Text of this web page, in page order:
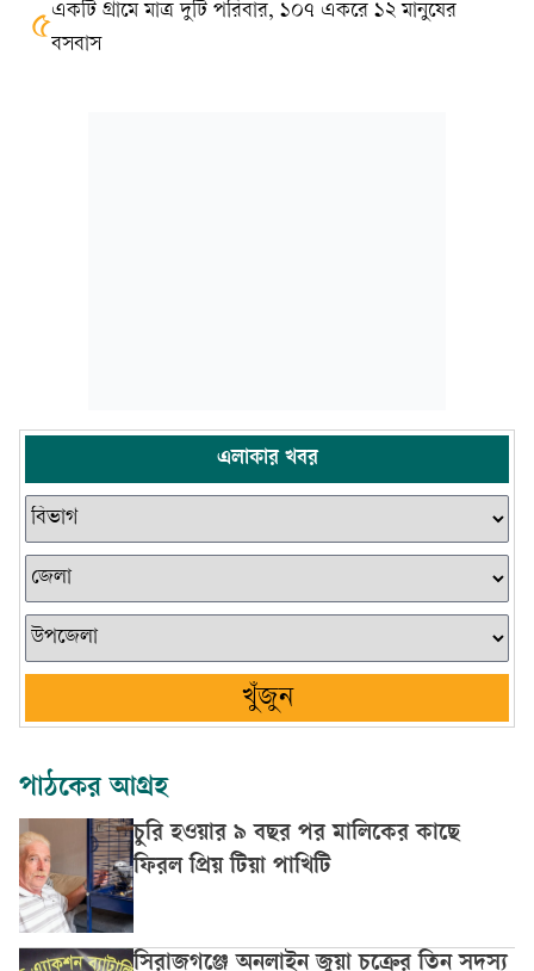
৫একটি গ্রামে মাত্র দুটি পরিবার, ১০৭ একরে ১২ মানুষের
বসবাস
এলাকার খবর
খুঁজুন
পাঠকের আগ্রহ
চুরি হওয়ার ৯ বছর পর মালিকের কাছে
ফিরল প্রিয় টিয়া পাখিটি
সিরাজগঞ্জে অনলাইন জুয়া চক্রের তিন সদস্য